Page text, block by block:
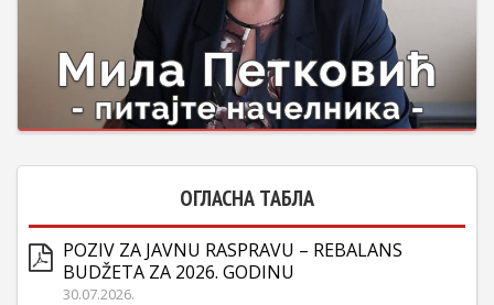
ОГЛАСНА ТАБЛА
POZIV ZA JAVNU RASPRAVU – REBALANS
BUDŽETA ZA 2026. GODINU
30.07.2026.